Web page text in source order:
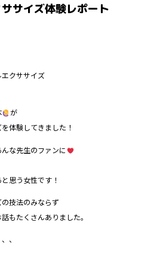
サイズ体験レポート
クササイズ
が
体験してきました！
な先生のファンに
思う女性です！
技法のみならず
もたくさんありました。
、